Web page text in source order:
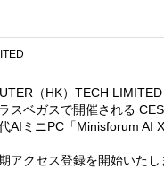
（HK）TECH
スベガスで開催される
AIミニPC「Minisforum AI
クセス登録を開始いたし